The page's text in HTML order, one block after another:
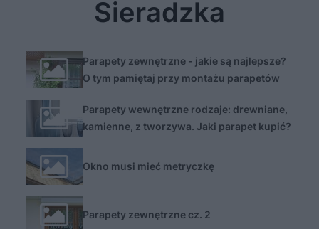
Sieradzka
Parapety zewnętrzne - jakie są najlepsze?
O tym pamiętaj przy montażu parapetów
Parapety wewnętrzne rodzaje: drewniane,
kamienne, z tworzywa. Jaki parapet kupić?
Okno musi mieć metryczkę
Parapety zewnętrzne cz. 2